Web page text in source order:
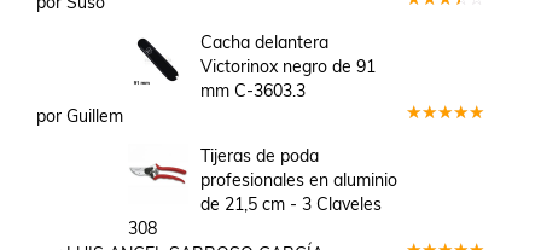
Cacha delantera
Victorinox negro de 91
mm C-3603.3
por Guillem
Tijeras de poda
profesionales en aluminio
de 21,5 cm - 3 Claveles
308